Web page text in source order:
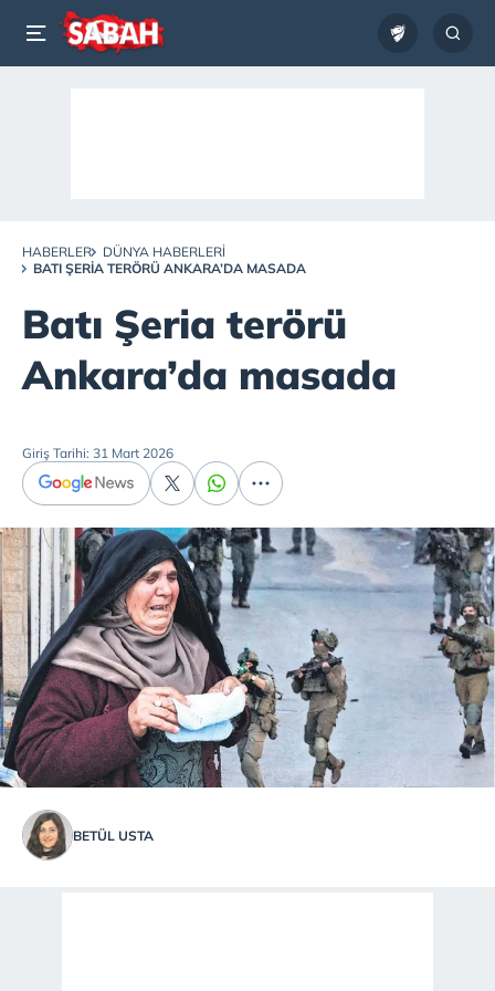
HABERLER
DÜNYA HABERLERI
BATI ŞERIA TERÖRÜ ANKARA’DA MASADA
Batı Şeria terörü
Ankara’da masada
Giriş Tarihi: 31 Mart 2026
BETÜL USTA